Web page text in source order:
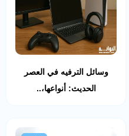
وسائل الترفيه في العصر
الحديث: أنواعها،..